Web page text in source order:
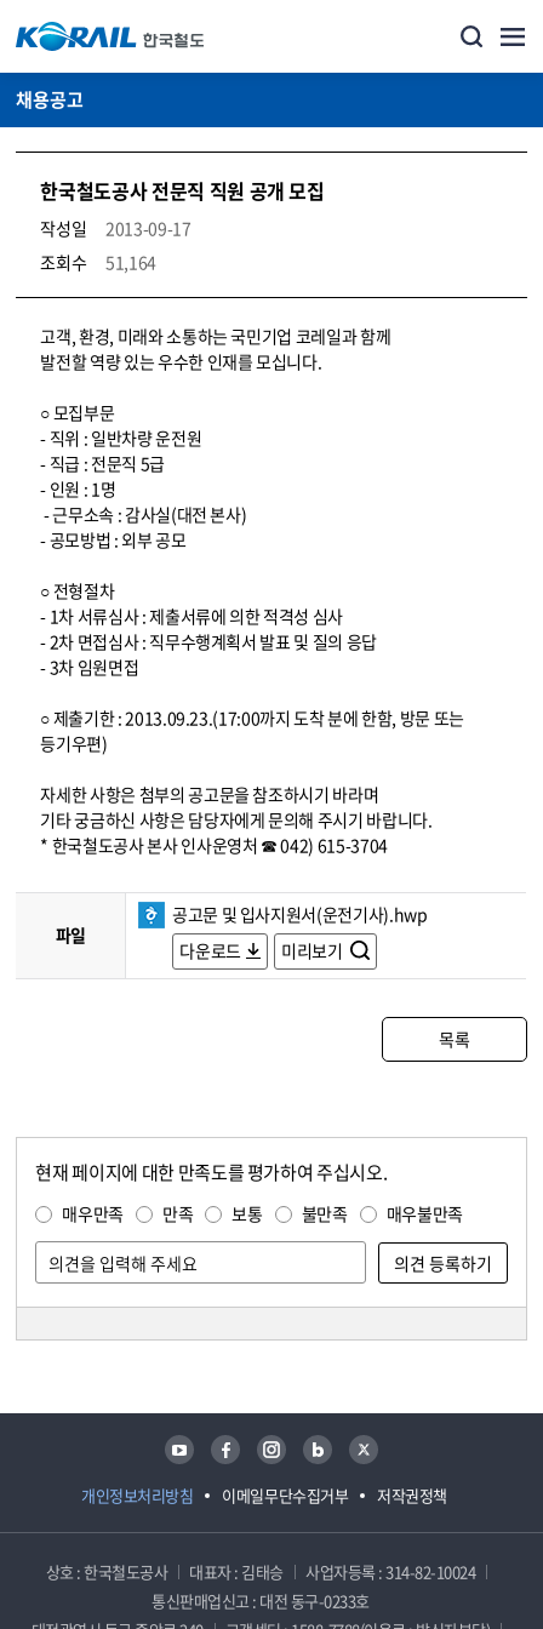
채용공고
한국철도공사 전문직 직원 공개 모집
작성일
2013-09-17
조회수
51,164
코레일소개_경영공시_채용공고 상세보기 – 내용, 파일, 담당자 연락처로 구성
고객, 환경, 미래와 소통하는 국민기업 코레일과 함께
발전할 역량 있는 우수한 인재를 모십니다.
○ 모집부문
- 직위 : 일반차량 운전원
- 직급 : 전문직 5급
- 인원 : 1명
- 근무소속 : 감사실(대전 본사)
- 공모방법 : 외부 공모
○ 전형절차
- 1차 서류심사 : 제출서류에 의한 적격성 심사
- 2차 면접심사 : 직무수행계획서 발표 및 질의 응답
- 3차 임원면접
○ 제출기한 : 2013.09.23.(17:00까지 도착 분에 한함, 방문 또는
등기우편)
자세한 사항은 첨부의 공고문을 참조하시기 바라며
기타 궁금하신 사항은 담당자에게 문의해 주시기 바랍니다.
* 한국철도공사 본사 인사운영처 ☎ 042) 615-3704
파일
공고문 및 입사지원서(운전기사).hwp
다운로드
미리보기
목록
현재 페이지에 대한 만족도를 평가하여 주십시오.
매우만족 만족 보통 불만족 매우불만족
개인정보처리방침 이메일무단수집거부 저작권정책
유튜브 페이스북 인스타그램 블로그 트위터
상호 : 한국철도공사 대표자 : 김태승
사업자등록 : 314-82-10024
통신판매업신고 : 대전 동구-0233호